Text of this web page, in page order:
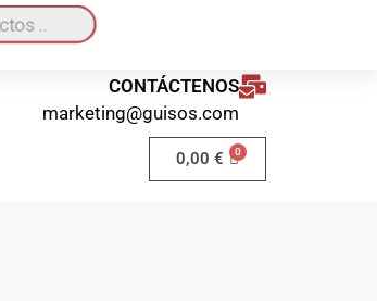
CONTÁCTENOS
marketing@guisos.com
0,00€